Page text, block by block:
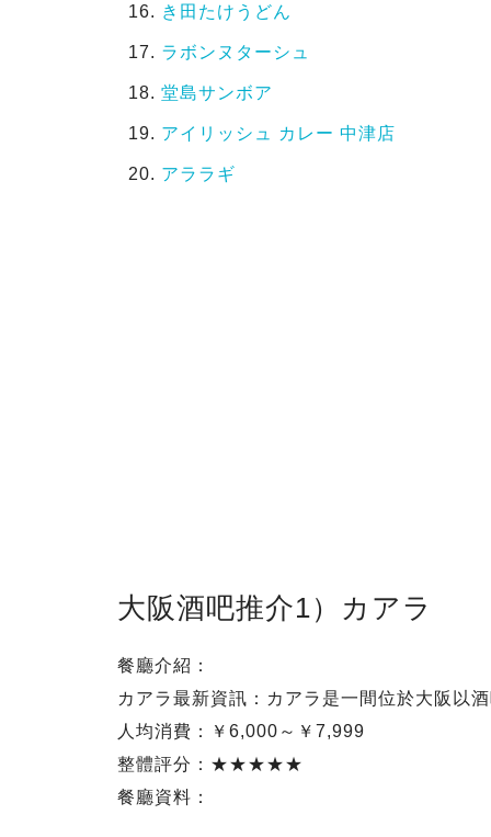
き田たけうどん
ラボンヌターシュ
堂島サンボア
アイリッシュ カレー 中津店
アララギ
大阪酒吧推介1）カアラ
餐廳介紹：
カアラ最新資訊：カアラ是一間位於大阪以
人均消費：￥6,000～￥7,999
整體評分：★★★★★
餐廳資料：